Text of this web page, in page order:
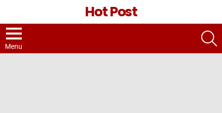
Hot Post
Menu